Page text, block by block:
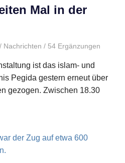
Mal in der
Nachrichten / 54 Ergänzungen
ist das islam- und
Pegida gestern erneut über
gezogen. Zwischen 18.30